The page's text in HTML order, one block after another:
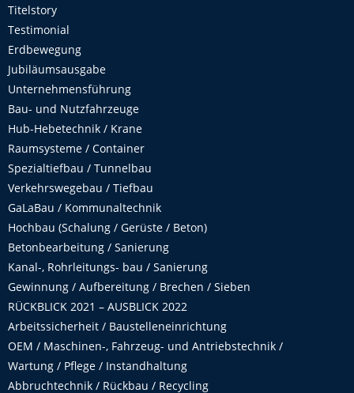
Titelstory
Testimonial
Erdbewegung
Jubiläumsausgabe
Unternehmensführung
Bau- und Nutzfahrzeuge
Hub-Hebetechnik / Krane
Raumsysteme / Container
Spezialtiefbau / Tunnelbau
Verkehrswegebau / Tiefbau
GaLaBau / Kommunaltechnik
Hochbau (Schalung / Gerüste / Beton)
Betonbearbeitung / Sanierung
Kanal-, Rohrleitungs- bau / Sanierung
Gewinnung / Aufbereitung / Brechen / Sieben
RÜCKBLICK 2021 – AUSBLICK 2022
Arbeitssicherheit / Baustelleneinrichtung
OEM / Maschinen-, Fahrzeug- und Antriebstechnik /
Wartung / Pflege / Instandhaltung
Abbruchtechnik / Rückbau / Recycling